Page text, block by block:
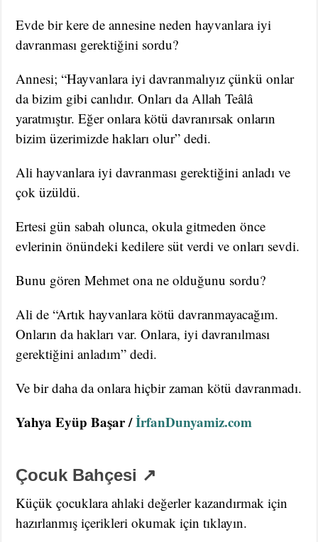
Evde bir kere de annesine neden hayvanlara iyi
davranması gerektiğini sordu?
Annesi; “Hayvanlara iyi davranmalıyız çünkü onlar
da bizim gibi canlıdır. Onları da Allah Teâlâ
yaratmıştır. Eğer onlara kötü davranırsak onların
bizim üzerimizde hakları olur” dedi.
Ali hayvanlara iyi davranması gerektiğini anladı ve
çok üzüldü.
Ertesi gün sabah olunca, okula gitmeden önce
evlerinin önündeki kedilere süt verdi ve onları sevdi.
Bunu gören Mehmet ona ne olduğunu sordu?
Ali de “Artık hayvanlara kötü davranmayacağım.
Onların da hakları var. Onlara, iyi davranılması
gerektiğini anladım” dedi.
Ve bir daha da onlara hiçbir zaman kötü davranmadı.
Yahya Eyüp Başar /İrfanDunyamiz.com
Çocuk Bahçesi ↗
Küçük çocuklara ahlaki değerler kazandırmak için
hazırlanmış içerikleri okumak için tıklayın.